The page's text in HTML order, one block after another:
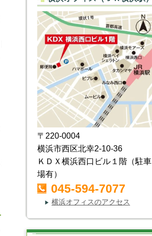
〒220-0004
横浜市西区北幸2-10-36
ＫＤＸ横浜西口ビル１階（駐車
場有）
045-594-7077
▶ 横浜オフィスのアクセス